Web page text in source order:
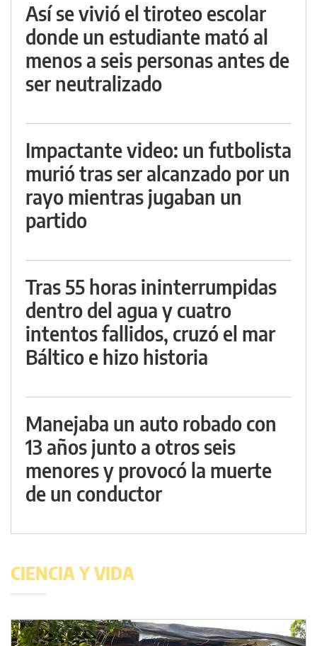
Así se vivió el tiroteo escolar
donde un estudiante mató al
menos a seis personas antes de
ser neutralizado
Impactante video: un futbolista
murió tras ser alcanzado por un
rayo mientras jugaban un
partido
Tras 55 horas ininterrumpidas
dentro del agua y cuatro
intentos fallidos, cruzó el mar
Báltico e hizo historia
Manejaba un auto robado con
13 años junto a otros seis
menores y provocó la muerte
de un conductor
CIENCIA Y VIDA